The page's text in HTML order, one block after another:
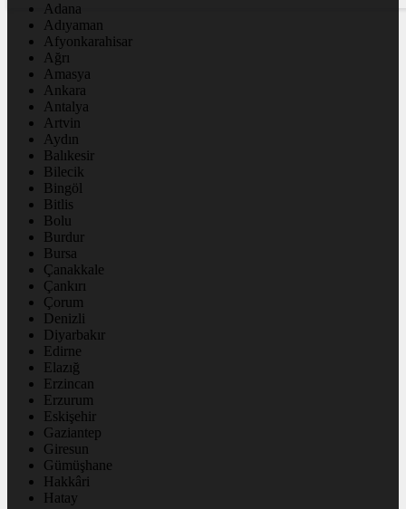
Adana
Adıyaman
Afyonkarahisar
Ağrı
Amasya
Ankara
Antalya
Artvin
Aydın
Balıkesir
Bilecik
Bingöl
Bitlis
Bolu
Burdur
Bursa
Çanakkale
Çankırı
Çorum
Denizli
Diyarbakır
Edirne
Elazığ
Erzincan
Erzurum
Eskişehir
Gaziantep
Giresun
Gümüşhane
Hakkâri
Hatay